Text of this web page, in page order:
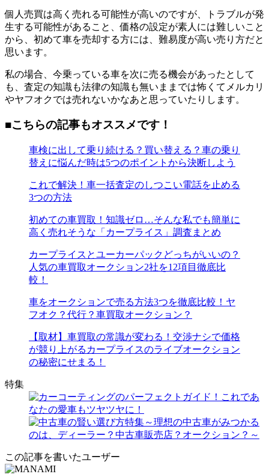
個人売買は高く売れる可能性が高いのですが、トラブルが発
生する可能性があること、価格の設定が素人には難しいこと
から、初めて車を売却する方には、難易度が高い売り方だと
思います。
私の場合、今乗っている車を次に売る機会があったとして
も、査定の知識も法律の知識も無いままでは怖くてメルカリ
やヤフオクでは売れないかなあと思っていたりします。
■こちらの記事もオススメです！
車検に出して乗り続ける？買い替える？車の乗り
替えに悩んだ時は5つのポイントから決断しよう
これで解決！車一括査定のしつこい電話を止める
3つの方法
初めての車買取！知識ゼロ…そんな私でも簡単に
高く売れそうな「カープライス」調査まとめ
カープライスとユーカーパックどっちがいいの？
人気の車買取オークション2社を12項目徹底比
較！
車をオークションで売る方法3つを徹底比較！ヤ
フオク？代行？車買取オークション？
【取材】車買取の常識が変わる！交渉ナシで価格
が競り上がるカープライスのライブオークション
の秘密にせまる！
特集
この記事を書いたユーザー